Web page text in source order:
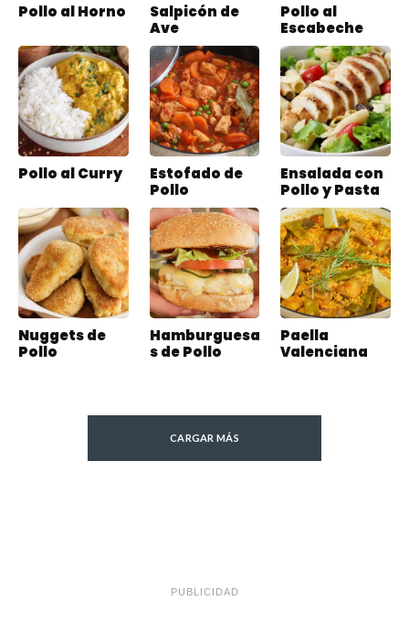
Pollo al Horno
Salpicón de
Ave
Pollo al
Escabeche
Pollo al Curry
Estofado de
Pollo
Ensalada con
Pollo y Pasta
Nuggets de
Pollo
Hamburguesa
s de Pollo
Paella
Valenciana
CARGAR MÁS
PUBLICIDAD